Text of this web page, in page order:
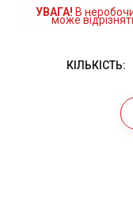
УВАГА! В
може
КІЛЬКІСТЬ: